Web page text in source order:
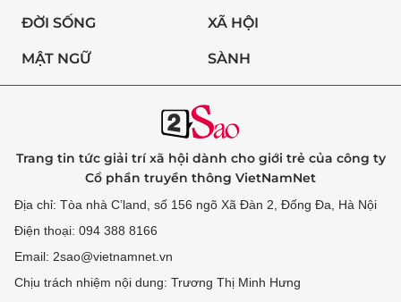
ĐỜI SỐNG XÃ HỘI
MẬT NGỮ SÀNH
Trang tin tức giải trí xã hội dành cho giới trẻ của công ty
Cổ phần truyền thông VietNamNet
Địa chỉ: Tòa nhà C’land, số 156 ngõ Xã Đàn 2, Đống Đa, Hà Nội
Điện thoại: 094 388 8166
Email: 2sao@vietnamnet.vn
Chịu trách nhiệm nội dung: Trương Thị Minh Hưng